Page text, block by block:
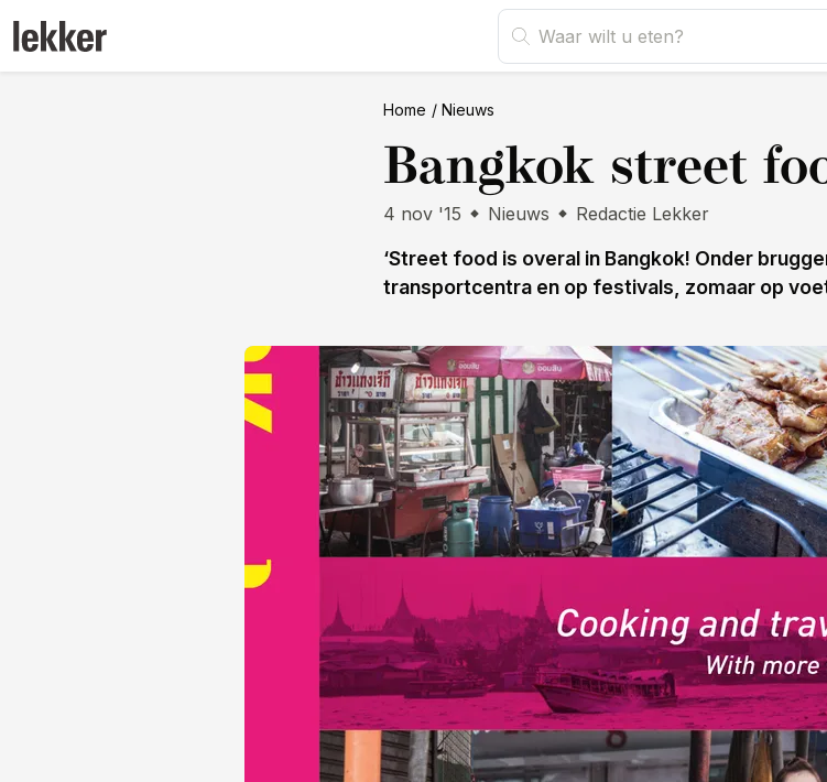
Home Nieuws
Bangkok street
4 nov '15 Nieuws Redactie Lekker
‘Street food is overal in Bangkok! Onder
transportcentra en op festivals, zomaar op